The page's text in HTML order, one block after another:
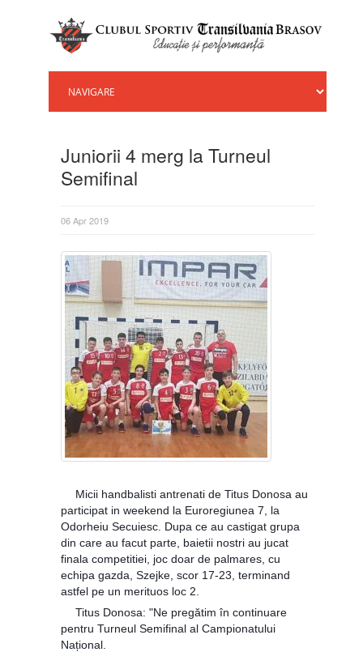
Juniorii 4 merg la Turneul
Semifinal
06 Apr 2019
🤾‍♂️Micii handbalisti antrenati de Titus Donosa au
participat in weekend la Euroregiunea 7, la
Odorheiu Secuiesc. Dupa ce au castigat grupa
din care au facut parte, baietii nostri au jucat
finala competitiei, joc doar de palmares, cu
echipa gazda, Szejke, scor 17-23, terminand
astfel pe un merituos loc 2.
Titus Donosa: "Ne pregătim în continuare
pentru Turneul Semifinal al Campionatului
Național.